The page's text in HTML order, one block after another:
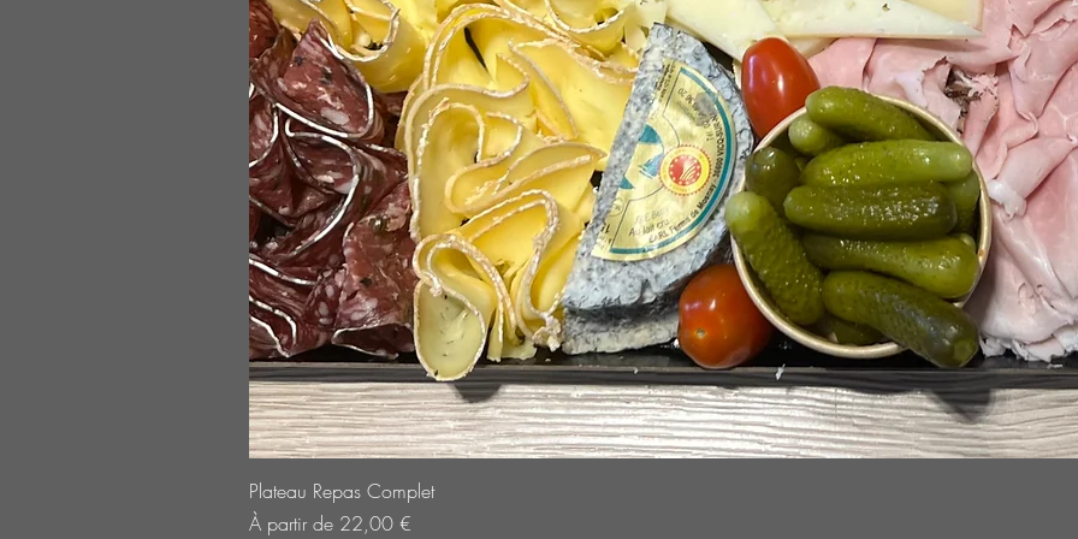
Plateau Repas Complet
À partir de 22,00 €
Prix promotionnel